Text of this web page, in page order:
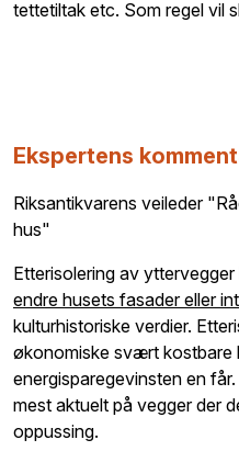
tettetiltak etc. Som regel vil
Ekspertens
Riksantikvarens veileder
hus"
Etterisolering av
endre husets fasader eller
kulturhistoriske verdier.
økonomiske svært kostbare
energisparegevinsten en
mest aktuelt på vegger der
oppussing.